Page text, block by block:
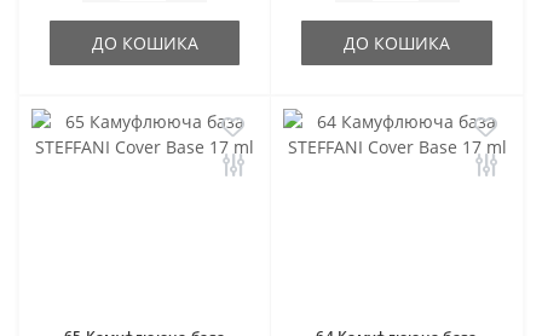
ДО КОШИКА ДО КОШИКА